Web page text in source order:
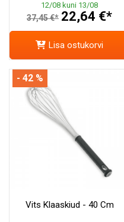
12/08 kuni 13/08
37,45 €* 22,64 €*
Lisa ostukorvi
Vits Klaaskiud - 40 Cm
- 42 %